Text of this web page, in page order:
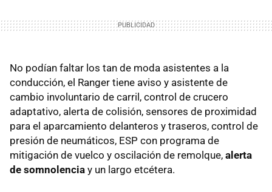
No podían faltar los tan de moda asistentes a la
conducción, el Ranger tiene aviso y asistente de
cambio involuntario de carril, control de crucero
adaptativo, alerta de colisión, sensores de proximidad
para el aparcamiento delanteros y traseros, control de
presión de neumáticos, ESP con programa de
mitigación de vuelco y oscilación de remolque, alerta
de somnolencia y un largo etcétera.